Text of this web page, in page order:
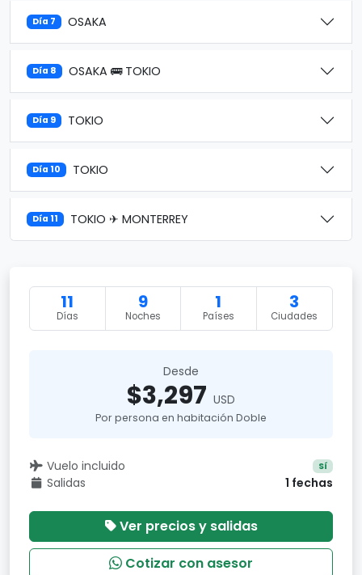
Día 7 OSAKA
Día 8 OSAKA 🚌 TOKIO
Día 9 TOKIO
Día 10 TOKIO
Día 11 TOKIO ✈ MONTERREY
11
Días
9
Noches
1
Países
3
Ciudades
Desde
$3,297 USD
Por persona en habitación Doble
Vuelo incluido Sí
Salidas 1 fechas
Ver precios y salidas
Cotizar con asesor